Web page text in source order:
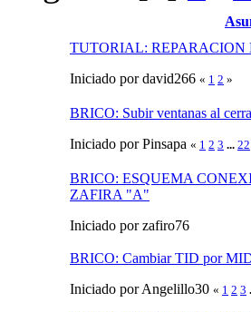
TUTORIAL:
Iniciado por david266 « 1 2 »
BRICO: Subir ventanas al
Iniciado por Pinsapa « 1 2 3 ... 22
BRICO: ESQUEMA
ZAFIRA "A"
Iniciado por zafiro76
BRICO: Cambiar TID por
Iniciado por Angelillo30 « 1 2 3